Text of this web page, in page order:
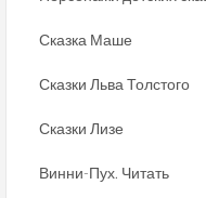
Сказка Маше
Сказки Льва Толстого
Сказки Лизе
Винни-Пух. Читать